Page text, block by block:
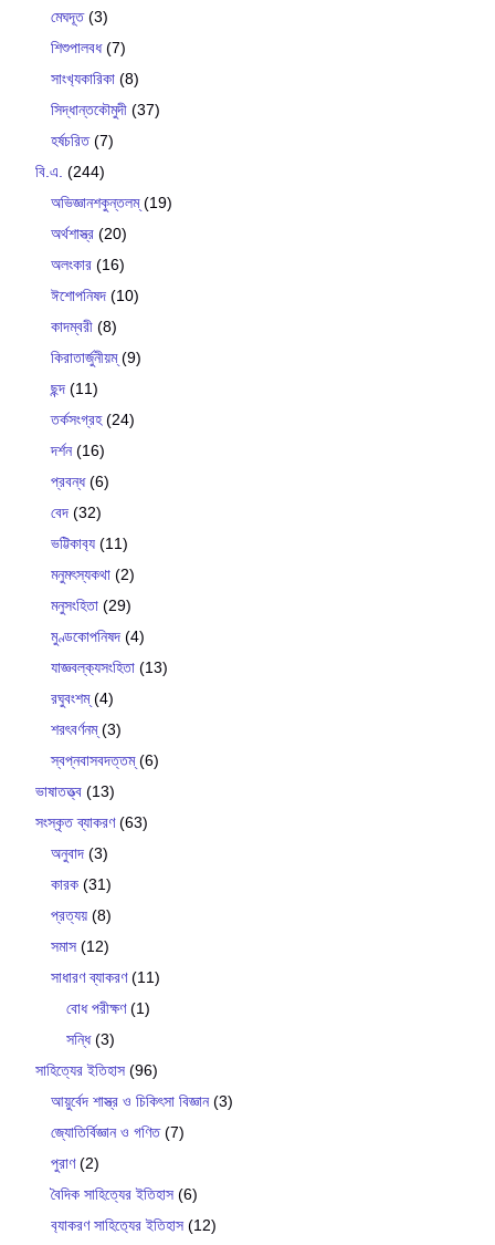
মেঘদূত(3)
শিশুপালবধ(7)
সাংখ‍্যকারিকা (8)
সিদ্ধান্তকৌমুদী (37)
হর্ষচরিত(7)
বি.এ. (244)
অভিজ্ঞানশকুন্তলম্(19)
অর্থশাস্ত্র (20)
অলংকার (16)
ঈশোপনিষদ (10)
কাদম্বরী (8)
কিরাতার্জুনীয়ম্(9)
ছন্দ (11)
তর্কসংগ্রহ(24)
দর্শন(16)
প্রবন্ধ(6)
বেদ (32)
ভট্টিকাব‍্য (11)
মনুমৎস্যকথা (2)
মনুসংহিতা (29)
মুণ্ডকোপনিষদ (4)
যাজ্ঞবল্ক‍্যসংহিতা (13)
রঘুবংশম্(4)
শরৎবর্ণনম্(3)
স্বপ্নবাসবদত্তম্(6)
ভাষাতত্ত্ব (13)
সংস্কৃত ব্যাকরণ(63)
অনুবাদ (3)
কারক (31)
প্রত্যয় (8)
সমাস (12)
সাধারণ ব্যাকরণ(11)
বোধ পরীক্ষণ(1)
সন্ধি(3)
সাহিত্যের ইতিহাস (96)
আয়ুর্বেদ শাস্ত্র ও চিকিৎসা বিজ্ঞান(3)
জ্যোতির্বিজ্ঞান ও গণিত(7)
পুরাণ(2)
বৈদিক সাহিত্যের ইতিহাস (6)
ব‍্যাকরণ সাহিত‍্যের ইতিহাস (12)